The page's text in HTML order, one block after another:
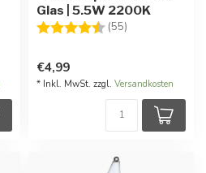
Glas | 5.5W 2200K
Bewertung:
(55)
€4,99
* Inkl. MwSt. zzgl. Versandkosten